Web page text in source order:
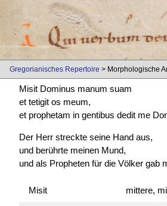
Gregorianisches Repertoire > Morphologische
Misit Dominus manum suam
et tetigit os meum,
et prophetam in gentibus dedit me
Der Herr streckte seine Hand aus,
und berührte meinen Mund,
und als Propheten für die Völker gab
Misit mittere,